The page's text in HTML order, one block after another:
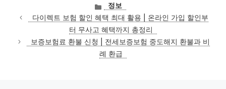
카
테
고
리
정보
다이렉트 보험 할인 혜택 최대 활용 | 온라인 가입 할인부
터 무사고 혜택까지 총정리
보증보험료 환불 신청 | 전세보증보험 중도해지 환불과 비
례 환급